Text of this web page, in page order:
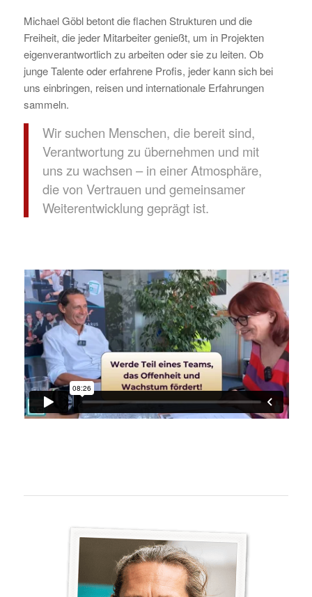
Michael Göbl betont die flachen Strukturen und die
Freiheit, die jeder Mitarbeiter genießt, um in Projekten
eigenverantwortlich zu arbeiten oder sie zu leiten. Ob
junge Talente oder erfahrene Profis, jeder kann sich bei
uns einbringen, reisen und internationale Erfahrungen
sammeln.
Wir suchen Menschen, die bereit sind,
Verantwortung zu übernehmen und mit
uns zu wachsen – in einer Atmosphäre,
die von Vertrauen und gemeinsamer
Weiterentwicklung geprägt ist.